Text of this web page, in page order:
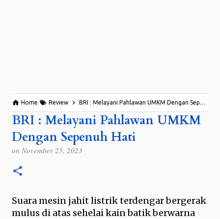
Home Review BRI : Melayani Pahlawan UMKM Dengan Sepenuh Hati
BRI : Melayani Pahlawan UMKM
Dengan Sepenuh Hati
on November 25, 2023
Suara mesin jahit listrik terdengar bergerak
mulus di atas sehelai kain batik berwarna